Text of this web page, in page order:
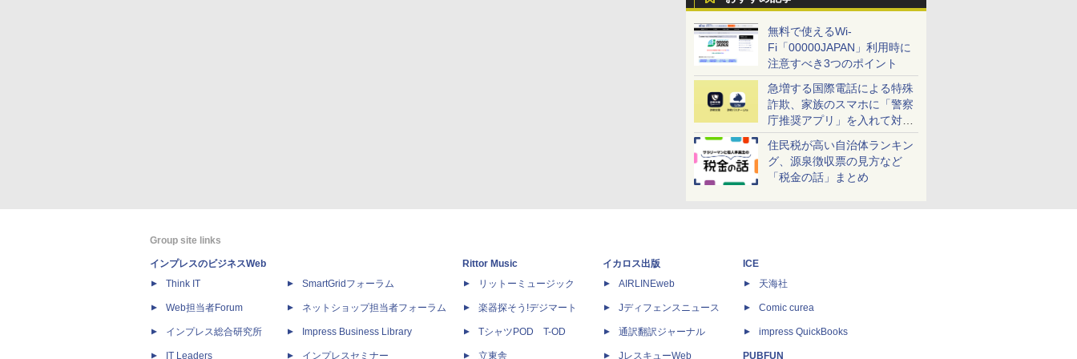
無料で使えるWi-
Fi「00000JAPAN」利用時に
注意すべき3つのポイント
急増する国際電話による特殊
詐欺、家族のスマホに「警察
庁推奨アプリ」を入れて対策
しよう！
住民税が高い自治体ランキン
グ、源泉徴収票の見方など
「税金の話」まとめ
Group site links
インプレスのビジネスWeb
Think IT
Web担当者Forum
インプレス総合研究所
IT Leaders
SmartGridフォーラム
ネットショップ担当者フォーラム
Impress Business Library
インプレスセミナー
Rittor Music
リットーミュージック
楽器探そう!デジマート
TシャツPOD T-OD
立東舎
イカロス出版
AIRLINEweb
Jディフェンスニュース
通訳翻訳ジャーナル
JレスキューWeb
ICE
天海社
Comic curea
impress QuickBooks
PUBFUN